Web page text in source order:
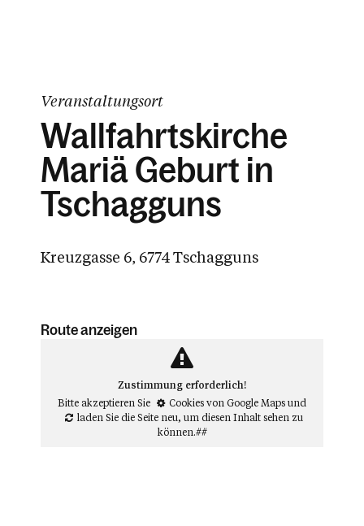
Veranstaltungsort
Wallfahrtskirche
Mariä Geburt in
Tschagguns
Kreuzgasse 6, 6774 Tschagguns
Route anzeigen
Zustimmung erforderlich!
Bitte akzeptieren Sie
Cookies von Google Mapsund
laden Sie die Seite neu, um diesen Inhalt sehen zu
können.##